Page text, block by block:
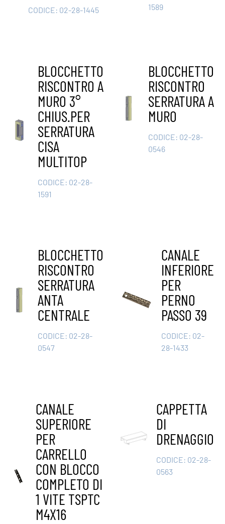
CODICE: 02-28-1445
1589
BLOCCHETTO
RISCONTRO A
MURO 3°
CHIUS.PER
SERRATURA
CISA
MULTITOP
CODICE: 02-28-
1591
BLOCCHETTO
RISCONTRO
SERRATURA A
MURO
CODICE: 02-28-
0546
BLOCCHETTO
RISCONTRO
SERRATURA
ANTA
CENTRALE
CODICE: 02-28-
0547
CANALE
INFERIORE
PER
PERNO
PASSO 39
CODICE: 02-
28-1433
CANALE
SUPERIORE
PER
CARRELLO
CON BLOCCO
COMPLETO DI
1 VITE TSPTC
M4X16
CAPPETTA
DI
DRENAGGIO
CODICE: 02-28-
0563